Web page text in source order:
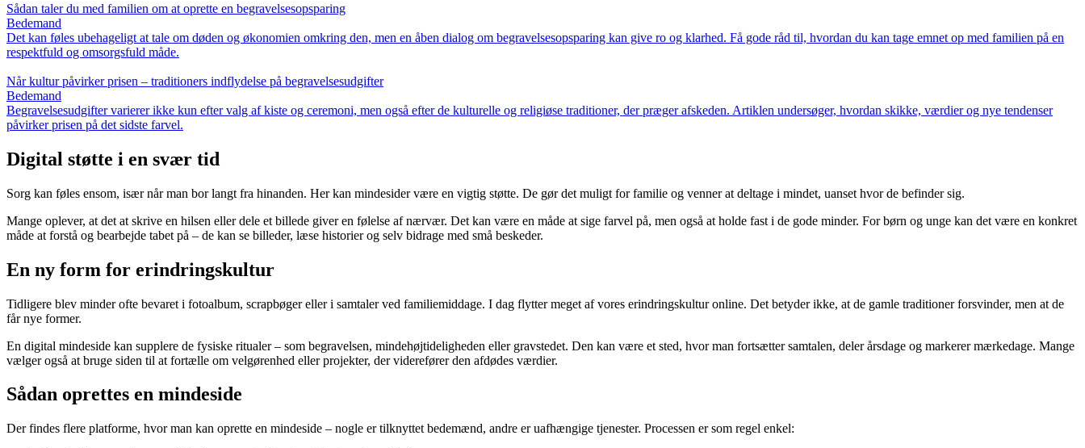
Sådan taler du med familien om at oprette en begravelsesopsparing
Bedemand
Det kan føles ubehageligt at tale om døden og økonomien omkring den, men en åben dialog om begravelsesopsparing kan give ro og klarhed. Få gode råd til, hvordan du kan tage emnet op med familien på en
respektfuld og omsorgsfuld måde.
Når kultur påvirker prisen – traditioners indflydelse på begravelsesudgifter
Bedemand
Begravelsesudgifter varierer ikke kun efter valg af kiste og ceremoni, men også efter de kulturelle og religiøse traditioner, der præger afskeden. Artiklen undersøger, hvordan skikke, værdier og nye tendenser
påvirker prisen på det sidste farvel.
Digital støtte i en svær tid
Sorg kan føles ensom, især når man bor langt fra hinanden. Her kan mindesider være en vigtig støtte. De gør det muligt for familie og venner at deltage i mindet, uanset hvor de befinder sig.
Mange oplever, at det at skrive en hilsen eller dele et billede giver en følelse af nærvær. Det kan være en måde at sige farvel på, men også at holde fast i de gode minder. For børn og unge kan det være en konkret
måde at forstå og bearbejde tabet på – de kan se billeder, læse historier og selv bidrage med små beskeder.
En ny form for erindringskultur
Tidligere blev minder ofte bevaret i fotoalbum, scrapbøger eller i samtaler ved familiemiddage. I dag flytter meget af vores erindringskultur online. Det betyder ikke, at de gamle traditioner forsvinder, men at de
får nye former.
En digital mindeside kan supplere de fysiske ritualer – som begravelsen, mindehøjtideligheden eller gravstedet. Den kan være et sted, hvor man fortsætter samtalen, deler årsdage og markerer mærkedage. Mange
vælger også at bruge siden til at fortælle om velgørenhed eller projekter, der viderefører den afdødes værdier.
Sådan oprettes en mindeside
Der findes flere platforme, hvor man kan oprette en mindeside – nogle er tilknyttet bedemænd, andre er uafhængige tjenester. Processen er som regel enkel: